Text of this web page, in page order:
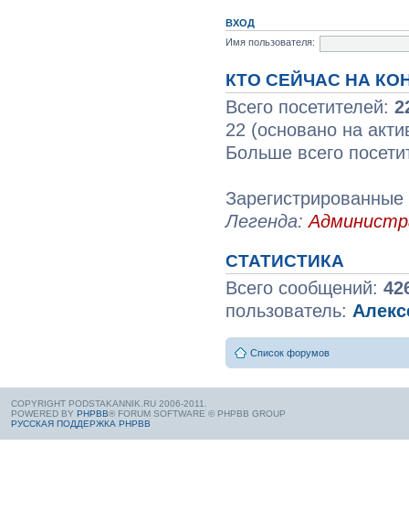
ВХОД
Имя пользователя:
КТО СЕЙЧАС НА
Всего посетителей:
22 (основано на
Больше всего
Легенда:
СТАТИСТИКА
Всего сообщений:
пользователь:
Список форумов
COPYRIGHT PODSTAKANNIK.RU 2006-2011.
POWERED BY PHPBB® FORUM SOFTWARE © PHPBB GROUP
РУССКАЯ ПОДДЕРЖКА PHPBB